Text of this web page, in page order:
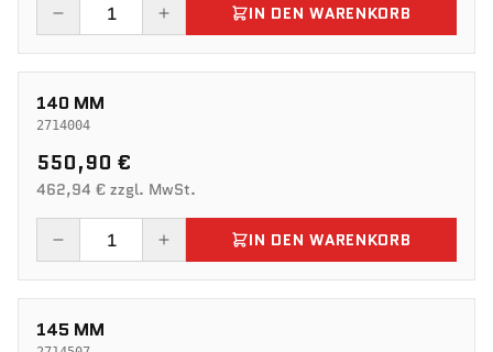
IN DEN WARENKORB
140 MM
2714004
550,90 €
462,94 € zzgl. MwSt.
IN DEN WARENKORB
145 MM